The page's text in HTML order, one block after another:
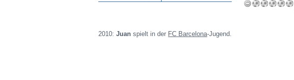
2010:Juanspielt in der FC Barcelona-Jugend.